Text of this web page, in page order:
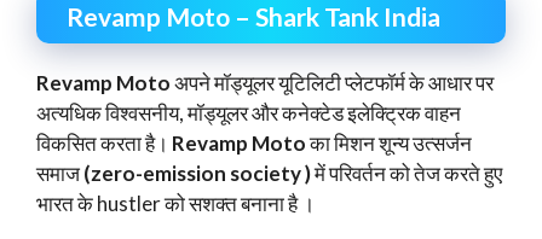
Revamp Moto – Shark Tank India
Revamp Motoअपने मॉड्यूलर यूटिलिटी प्लेटफॉर्म के आधार पर
अत्यधिक विश्वसनीय, मॉड्यूलर और कनेक्टेड इलेक्ट्रिक वाहन
विकसित करता है। Revamp Motoका मिशन शून्य उत्सर्जन
समाज(zero-emission society )में परिवर्तन को तेज करते हुए
भारत के hustler को सशक्त बनाना है ।